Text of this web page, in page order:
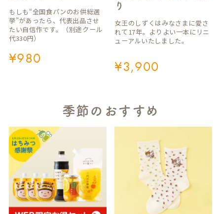
¥980
もしも“全国食パンのお供総選
挙”があったら、代表出品させ
たい自信作です。（別途クール
代330円）
り
¥3,900
女王のしずくはみなさまに愛さ
れて17年。よりよい一本にリニ
ューアルいたしました。
季節のおすすめ